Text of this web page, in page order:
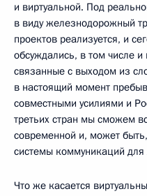
и виртуальной. Под
в виду железнодорожный
проектов реализуется, и
обсуждались, в том числе
связанные с выходом из
в настоящий момент
совместными усилиями и
третьих стран мы сможем
современной и, может
системы коммуникаций
Что же касается